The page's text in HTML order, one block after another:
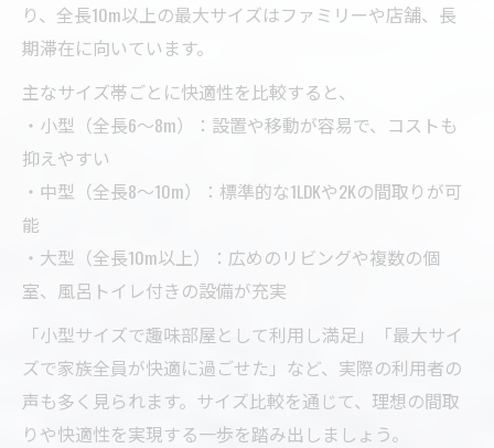
り、全長10m以上の最大サイズはファミリーや店舗、長
期滞在に向いています。
主なサイズ帯ごとに快適性を比較すると、
・小型（全長6〜8m）：設置や移動が容易で、コストも
抑えやすい
・中型（全長8〜10m）：標準的な1LDKや2Kの間取りが可
能
・大型（全長10m以上）：広めのリビングや複数の個
室、風呂トイレ付きの設備が充実
「小型サイズで趣味部屋として利用し満足」「最大サイ
ズで家族全員が快適に過ごせた」など、実際の利用者の
声も多く見られます。サイズ比較を通じて、理想の間取
りや快適性を実現する一歩を踏み出しましょう。